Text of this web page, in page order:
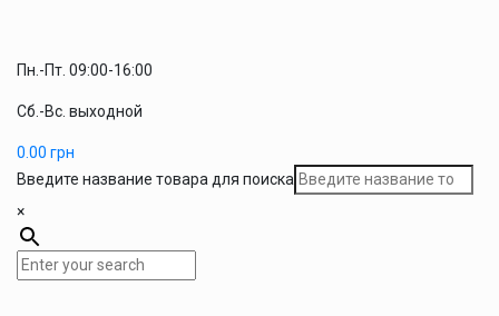
Пн.-Пт. 09:00-16:00
Сб.-Вс. выходной
0.00 грн
Введите название товара для поиска
×